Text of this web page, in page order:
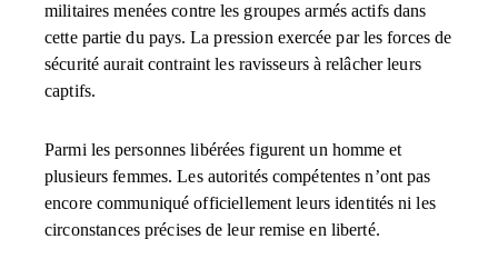
militaires menées contre les groupes armés actifs dans
cette partie du pays. La pression exercée par les forces de
sécurité aurait contraint les ravisseurs à relâcher leurs
captifs.
Parmi les personnes libérées figurent un homme et
plusieurs femmes. Les autorités compétentes n’ont pas
encore communiqué officiellement leurs identités ni les
circonstances précises de leur remise en liberté.